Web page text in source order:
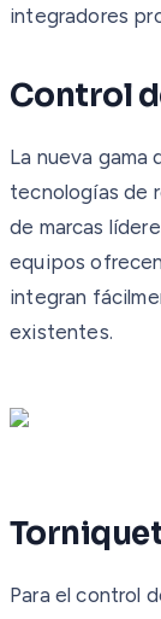
integradores
Control
La nueva
tecnologías de
de marcas
equipos
integran
existentes.
Para el control